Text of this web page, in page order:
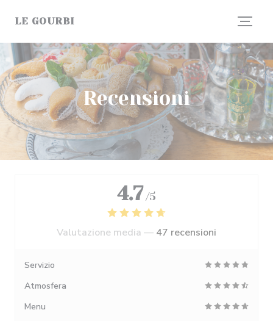
LE GOURBI
Recensioni
4.7 /5
Valutazione media — 47 recensioni
Servizio
Atmosfera
Menu